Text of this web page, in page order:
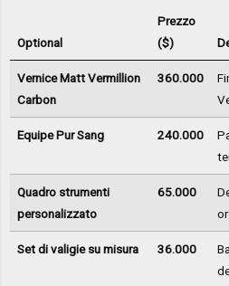
Optional
Prezzo
($)
Vernice Matt Vermillion
Carbon
360.000
Equipe Pur Sang 240.000
Quadro strumenti
personalizzato
65.000
Set di valigie su misura 36.000